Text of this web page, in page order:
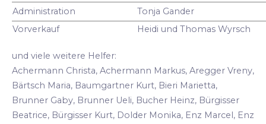
Administration
Tonja Gander
Vorverkauf
Heidi und Thomas Wyrsch
und viele weitere Helfer:
Achermann Christa, Achermann Markus, Aregger Vreny,
Bärtsch Maria, Baumgartner Kurt, Bieri Marietta,
Brunner Gaby, Brunner Ueli, Bucher Heinz, Bürgisser
Beatrice, Bürgisser Kurt, Dolder Monika, Enz Marcel, Enz